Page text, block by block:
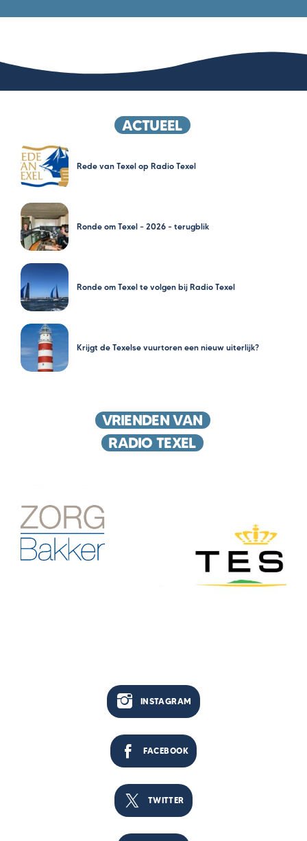
ACTUEEL
Rede van Texel op Radio Texel
Ronde om Texel – 2026 – terugblik
Ronde om Texel te volgen bij Radio Texel
Krijgt de Texelse vuurtoren een nieuw uiterlijk?
VRIENDEN VAN
RADIO TEXEL
INSTAGRAM
FACEBOOK
TWITTER